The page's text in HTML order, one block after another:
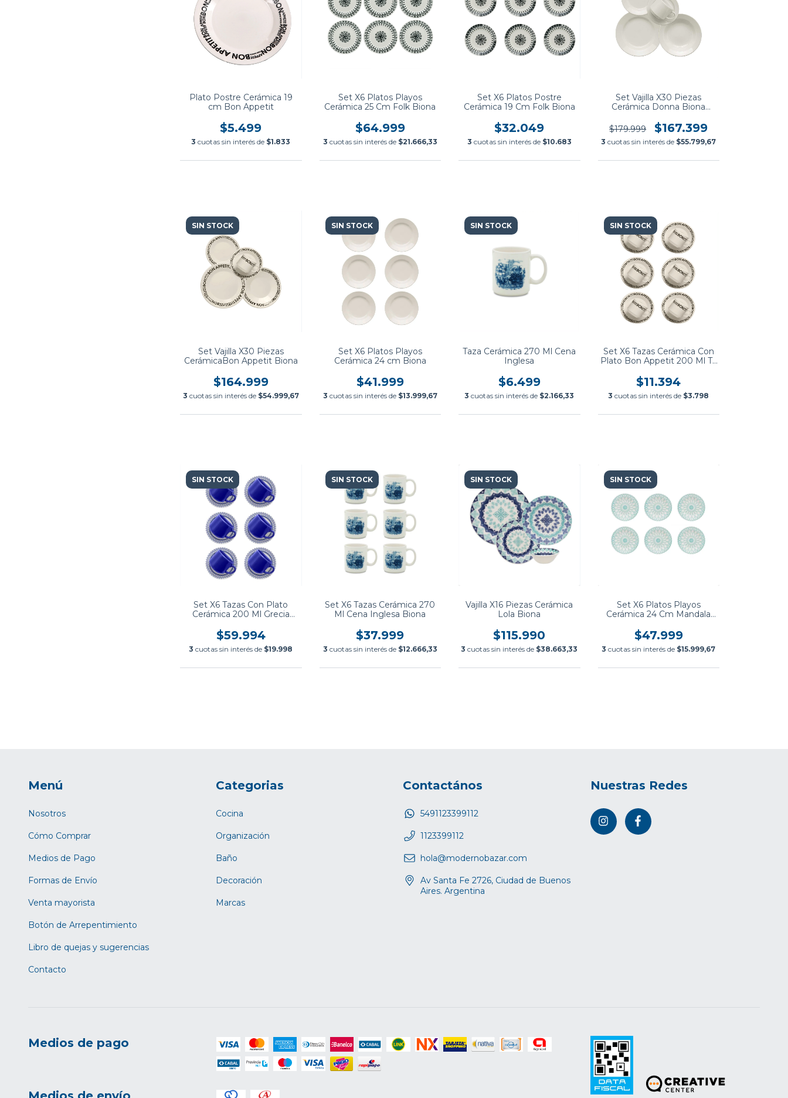
Plato Postre Cerámica 19
cm Bon Appetit
$5.499
3 cuotas sin interés de $1.833
Set X6 Platos Playos
Cerámica 25 Cm Folk Biona
$64.999
3 cuotas sin interés de $21.666,33
Set X6 Platos Postre
Cerámica 19 Cm Folk Biona
$32.049
3 cuotas sin interés de $10.683
Set Vajilla X30 Piezas
Cerámica Donna Biona
$179.999
$167.399
3 cuotas sin interés de $55.799,67
SIN STOCK
Set Vajilla X30 Piezas
CerámicaBon Appetit Biona
$164.999
3 cuotas sin interés de $54.999,67
SIN STOCK
Set X6 Platos Playos
Cerámica 24 cm Biona
$41.999
3 cuotas sin interés de $13.999,67
SIN STOCK
Taza Cerámica 270 Ml Cena
Inglesa
$6.499
3 cuotas sin interés de $2.166,33
SIN STOCK
Set X6 Tazas Cerámica Con
Plato Bon Appetit 200 Ml Té
$11.394
3 cuotas sin interés de $3.798
SIN STOCK
Set X6 Tazas Con Plato
Cerámica 200 Ml Grecia
$59.994
3 cuotas sin interés de $19.998
SIN STOCK
Set X6 Tazas Cerámica 270
Ml Cena Inglesa Biona
$37.999
3 cuotas sin interés de $12.666,33
SIN STOCK
Vajilla X16 Piezas Cerámica
Lola Biona
$115.990
3 cuotas sin interés de $38.663,33
SIN STOCK
Set X6 Platos Playos
Cerámica 24 Cm Mandala
$47.999
3 cuotas sin interés de $15.999,67
Menú
Nosotros
Cómo Comprar
Medios de Pago
Formas de Envío
Venta mayorista
Botón de Arrepentimiento
Libro de quejas y sugerencias
Contacto
Categorias
Cocina
Organización
Baño
Decoración
Marcas
Contactános
5491123399112
1123399112
hola@modernobazar.com
Av Santa Fe 2726, Ciudad de Buenos
Aires. Argentina
Nuestras Redes
Medios de pago